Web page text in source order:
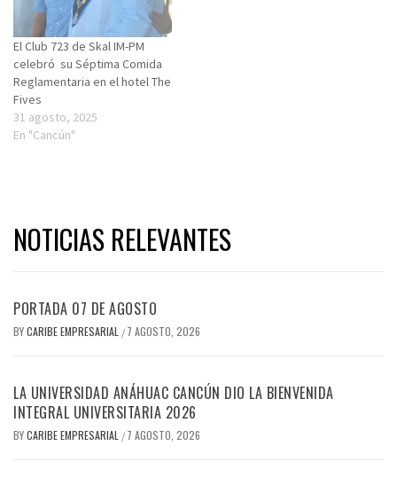
El Club 723 de Skal IM-PM
celebró su Séptima Comida
Reglamentaria en el hotel The
Fives
31 agosto, 2025
En "Cancún"
NOTICIAS RELEVANTES
PORTADA 07 DE AGOSTO
BYCARIBE EMPRESARIAL / 7 AGOSTO, 2026
LA UNIVERSIDAD ANÁHUAC CANCÚN DIO LA BIENVENIDA
INTEGRAL UNIVERSITARIA 2026
BYCARIBE EMPRESARIAL / 7 AGOSTO, 2026